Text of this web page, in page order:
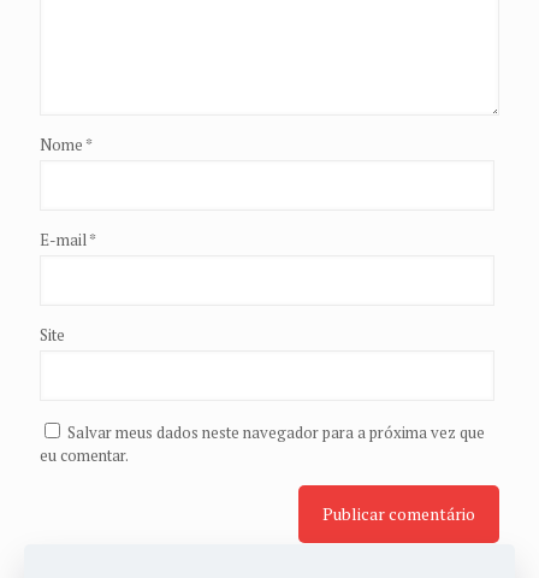
Nome *
E-mail *
Site
Salvar meus dados neste navegador para a próxima vez que
eu comentar.